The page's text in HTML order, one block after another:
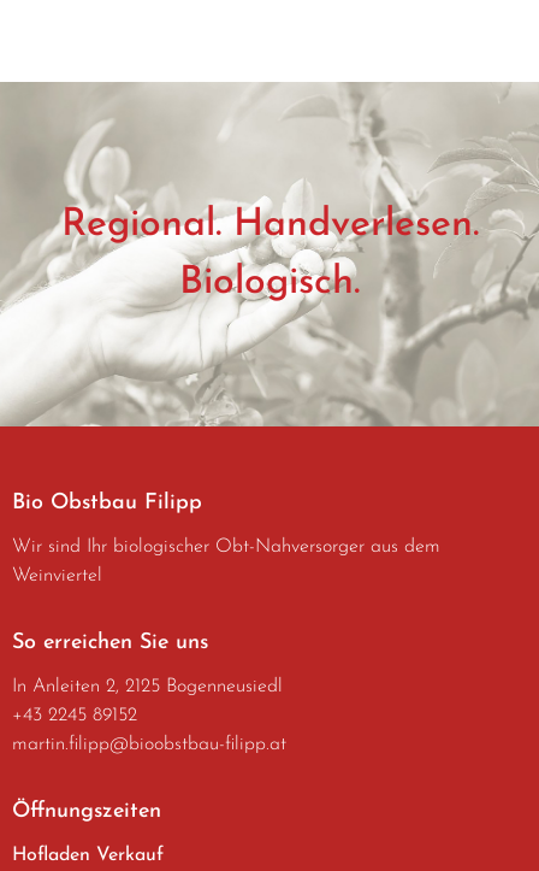
Regional. Handverlesen.
Biologisch.
Bio Obstbau Filipp
Wir sind Ihr biologischer Obt-Nahversorger aus dem
Weinviertel
So erreichen Sie uns
In Anleiten 2, 2125 Bogenneusiedl
+43 2245 89152
martin.filipp@bioobstbau-filipp.at
Öffnungszeiten
Hofladen Verkauf